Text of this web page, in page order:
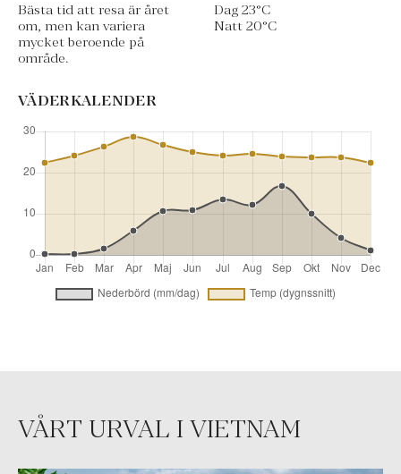
Bästa tid att resa är året
om, men kan variera
mycket beroende på
område.
Dag 23°C
Natt 20°C
VÄDERKALENDER
VÅRT URVAL I VIETNAM